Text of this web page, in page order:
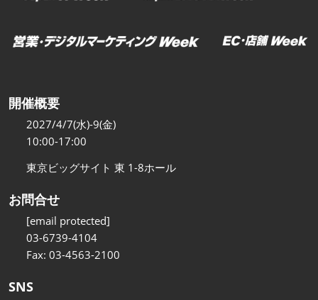
開催概要
2027/4/7(水)-9(金)
10:00-17:00
東京ビッグサイト 東 1-8ホール
お問合せ
[email protected]
03-6739-4104
Fax: 03-4563-2100
SNS